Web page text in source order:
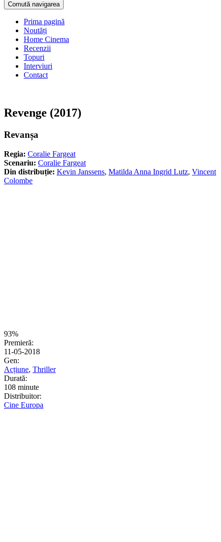
Comută navigarea
Prima pagină
Noutăți
Home Cinema
Recenzii
Topuri
Interviuri
Contact
Revenge (2017)
Revanșa
Regia: Coralie Fargeat
Scenariu: Coralie Fargeat
Din distribuție: Kevin Janssens, Matilda Anna Ingrid Lutz, Vincent
Colombe
93%
Premieră:
11-05-2018
Gen:
Acțiune, Thriller
Durată:
108 minute
Distribuitor:
Cine Europa